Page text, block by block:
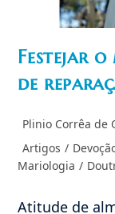
Festejar o
de
Autor
post:
Plinio Corrêa de
Categoria
do
Artigos /
Mariologia /
Atitude de